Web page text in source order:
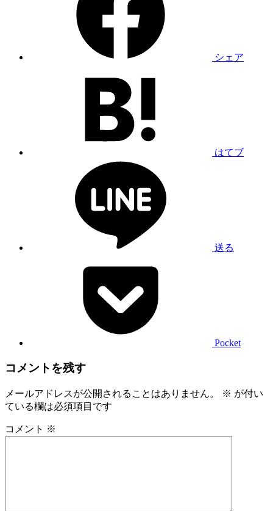
シェア
はてブ
送る
Pocket
コメントを残す
メールアドレスが公開されることはありません。 ※ が付い
ている欄は必須項目です
コメント ※